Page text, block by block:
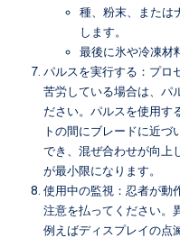
種、粉末、または
します。
最後に氷や冷凍材
パルスを実行する：プロ
苦労している場合は、パ
ださい。パルスを使用す
トの間にブレードに近づ
でき、混ぜ合わせが向上
が最小限になります。
使用中の監視：忍者が動
注意を払ってください。
例えばディスプレイの点